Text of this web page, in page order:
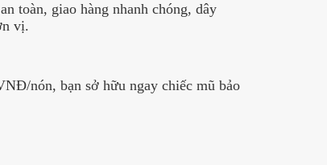
toàn, giao hàng nhanh chóng, dây
vị.
nón, bạn sở hữu ngay chiếc mũ bảo